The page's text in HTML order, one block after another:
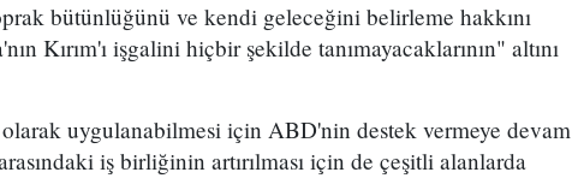
bütünlüğünü ve kendi geleceğini belirleme hakkını
Kırım'ı işgalini hiçbir şekilde tanımayacaklarının" altını
uygulanabilmesi için ABD'nin destek vermeye devam
iş birliğinin artırılması için de çeşitli alanlarda